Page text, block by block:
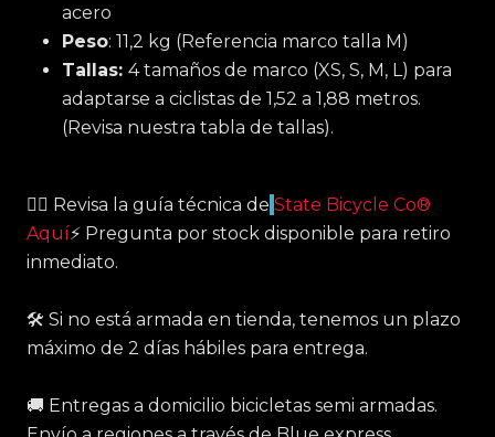
acero
Peso: 11,2 kg (Referencia marco talla M)
Tallas: 4 tamaños de marco (XS, S, M, L) para
adaptarse a ciclistas de 1,52 a 1,88 metros.
(Revisa nuestra tabla de tallas).
☝🏻 Revisa la guía técnica de State Bicycle Co®
Aquí⚡️ Pregunta por stock disponible para retiro
inmediato.
🛠 Si no está armada en tienda, tenemos un plazo
máximo de 2 días hábiles para entrega.
🚚 Entregas a domicilio bicicletas semi armadas.